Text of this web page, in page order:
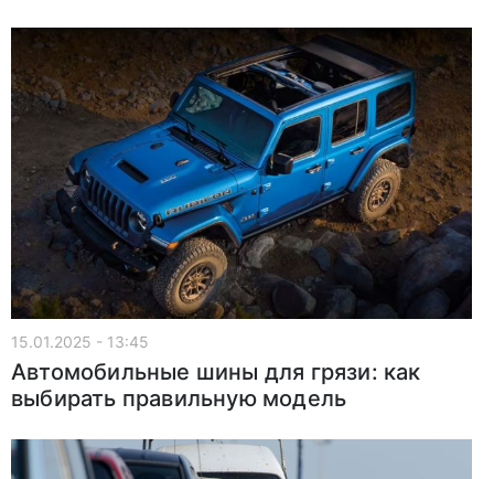
15.01.2025 - 13:45
Автомобильные шины для грязи: как
выбирать правильную модель